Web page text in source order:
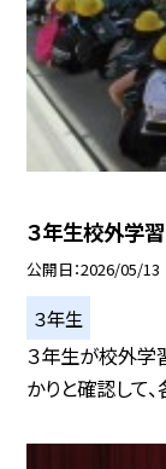
３年生校外学習
公開日 2026/05/13
３年生
３年生が校外学
かりと確認して